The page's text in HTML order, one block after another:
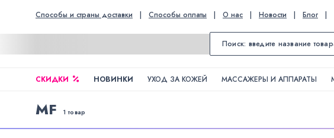
Способы и страны доставки | Способы оплаты | О нас | Новости | Блог |
СКИДКИ НОВИНКИ УХОД ЗА КОЖЕЙ МАССАЖЕРЫ И АППАРАТЫ
MF 1 товар